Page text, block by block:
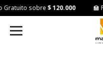
sobre$ 120.000 🏫